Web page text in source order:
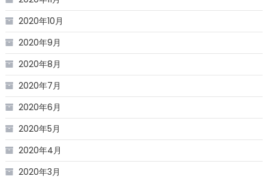
2020年10月
2020年9月
2020年8月
2020年7月
2020年6月
2020年5月
2020年4月
2020年3月